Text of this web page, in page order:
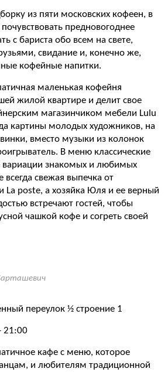
из пяти московских кофеен, в
предновогоднее
с бариста обо всем на свете,
свидание и, конечно же,
кофейные напитки.
маленькая кофейня
жилой квартире и делит свое
магазинчиком мебели Lulu
картины молодых художников, на
вместо музыки из колонок
В меню классические
вариации знакомых и любимых
всегда свежая выпечка от
La poste, а хозяйка Юля и ее верный
встречают гостей, чтобы
чашкой кофе и согреть своей
переулок ½ строение 1
21:00
кафе с меню, которое
и любителям традиционной